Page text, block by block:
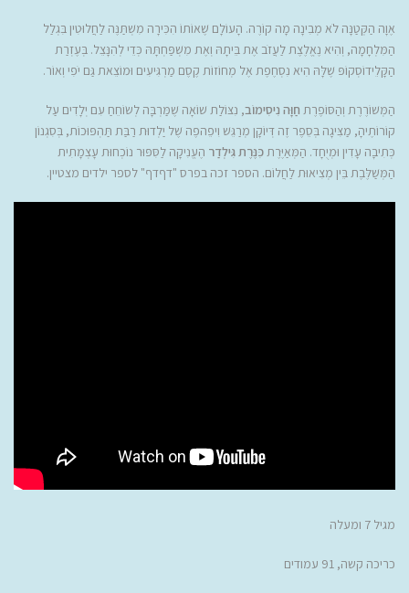
אֶוָה הַקְּטַנָּה לֹא מְבִינָה מָה קוֹרֶה. הָעוֹלָם שֶׁאוֹתוֹ הִכִּירָה מִשְׁתַּנֶּה לַחֲלוּטִין בִּגְלַל
הַמִּלְחָמָה, וְהִיא נֶאֱלֶצֶת לַעֲזֹב אֶת בֵּיתָהּ וְאֶת מִשְׁפַּחְתָּהּ כְּדֵי לְהִנָּצֵל. בְּעֶזְרַת
הַקָּלֵידוֹסְקוֹפּ שֶׁלָּהּ הִיא נִסְחֶפֶת אֶל מְחוֹזוֹת קֶסֶם מַרְגִּיעִים וּמוֹצֵאת גַּם יֹפִי וְאוֹר.
הַמְּשׁוֹרֶרֶת וְהַסּוֹפֶרֶת חַוָּה נִיסִימוֹב, נִצּוֹלַת שׁוֹאָה שֶׁמַּרְבָּה לְשׂוֹחֵחַ עִם יְלָדִים עַל
קוֹרוֹתֶיהָ, מַצִּיגָה בְּסֵפֶר זֶה דְּיוֹקָן מְרַגֵּשׁ וִיפֵהפֶה שֶׁל יַלְדוּת רַבַּת תַּהְפּוּכוֹת, בְּסִגְנוֹן
כְּתִיבָה עָדִין וּמְיֻחָד. הַמְּאַיֶּרֶתכִּנֶּרֶת גִּילְדַר הֶעֱנִיקָה לַסִּפּוּר נוֹכְחוּת עָצְמָתִית
הַמְּשַׁלֶּבֶת בֵּין מְצִיאוּת לַחֲלוֹם. הספר זכה בפרס "דףדף" לספר ילדים מצטיין.
מגיל 7 ומעלה
כריכה קשה, 91 עמודים